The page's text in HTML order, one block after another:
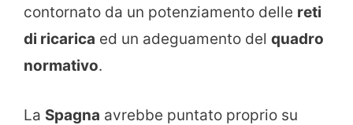
contornato da un potenziamento delle reti
di ricarica ed un adeguamento del quadro
normativo.
La Spagna avrebbe puntato proprio su